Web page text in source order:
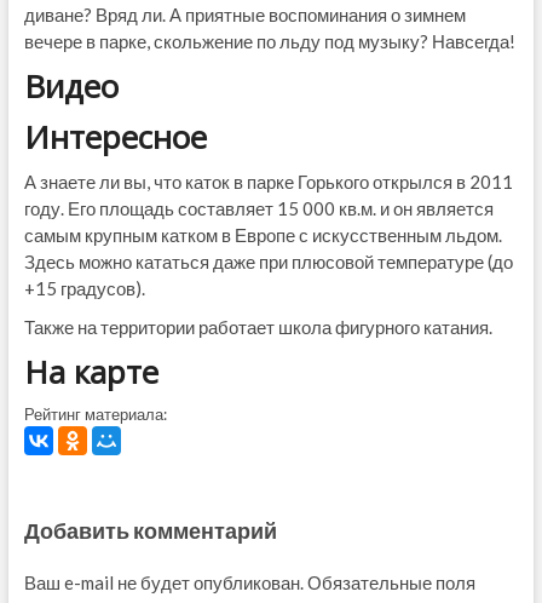
диване? Вряд ли. А приятные воспоминания о зимнем
вечере в парке, скольжение по льду под музыку? Навсегда!
Видео
Интересное
А знаете ли вы, что каток в парке Горького открылся в 2011
году. Его площадь составляет 15 000 кв.м. и он является
самым крупным катком в Европе с искусственным льдом.
Здесь можно кататься даже при плюсовой температуре (до
+15 градусов).
Также на территории работает школа фигурного катания.
На карте
Рейтинг материала:
Добавить комментарий
Ваш e-mail не будет опубликован. Обязательные поля